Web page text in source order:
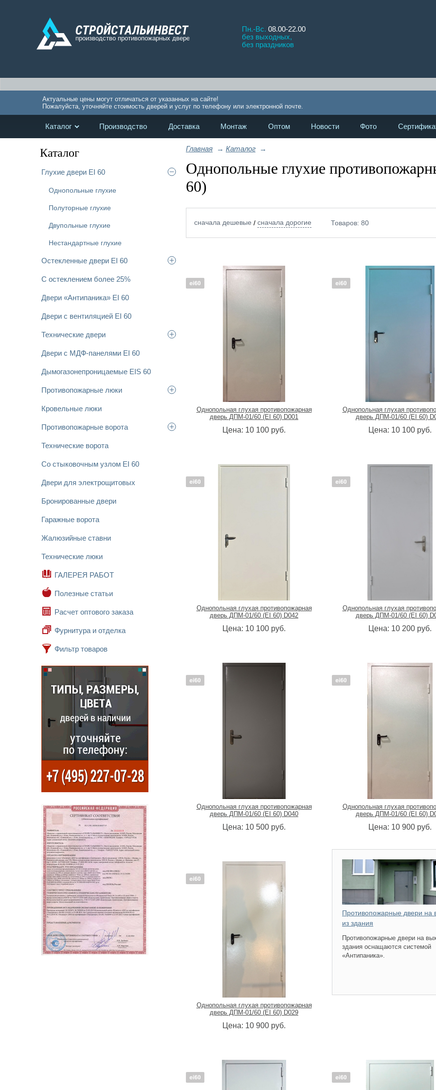
Пн.-Вс. 08.00-22.00
без выходных,
без праздников
Актуальные цены могут отличаться от указанных на сайте!
Пожалуйста, уточняйте стоимость дверей и услуг по телефону или электронной почте.
Каталог Производство Доставка Монтаж Оптом Новости Фото
Каталог
Глухие двери EI 60
Однопольные глухие
Полуторные глухие
Двупольные глухие
Нестандартные глухие
Остекленные двери EI 60
С остеклением более 25%
Двери «Антипаника» EI 60
Двери с вентиляцией EI 60
Технические двери
Двери с МДФ-панелями EI 60
Дымогазонепроницаемые EIS 60
Противопожарные люки
Кровельные люки
Противопожарные ворота
Технические ворота
Со стыковочным узлом EI 60
Двери для электрощитовых
Бронированные двери
Гаражные ворота
Жалюзийные ставни
Технические люки
ГАЛЕРЕЯ РАБОТ
Полезные статьи
Расчет оптового заказа
Фурнитура и отделка
Фильтр товаров
Главная → Каталог →
Однопольные глухие
60)
сначала дешевые / сначала дорогие Товаров: 80
руб.
не важно
EI-60
однопольная (1 створка)
не важно
антипаника (пуш-бар) "Страж"
Подобрать
Однопольная глухая противопожарная
дверь ДПМ-01/60 (EI 60) D001
Цена: 10 100 руб.
Однопольная глухая
дверь ДПМ-01/60 (EI 60)
Цена: 10 100 руб.
Однопольная глухая противопожарная
дверь ДПМ-01/60 (EI 60) D042
Цена: 10 100 руб.
Однопольная глухая
дверь ДПМ-01/60 (EI 60)
Цена: 10 200 руб.
Однопольная глухая противопожарная
дверь ДПМ-01/60 (EI 60) D040
Цена: 10 500 руб.
Однопольная глухая
дверь ДПМ-01/60 (EI 60)
Цена: 10 900 руб.
Однопольная глухая противопожарная
дверь ДПМ-01/60 (EI 60) D029
Цена: 10 900 руб.
Противопожарные двери на
из здания
Противопожарные двери на
здания оснащаются системой
«Антипаника».